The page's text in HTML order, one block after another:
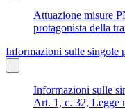
Attuazione misure
protagonista della
Informazioni sulle singole
Informazioni sulle
Art. 1, c. 32, Legge